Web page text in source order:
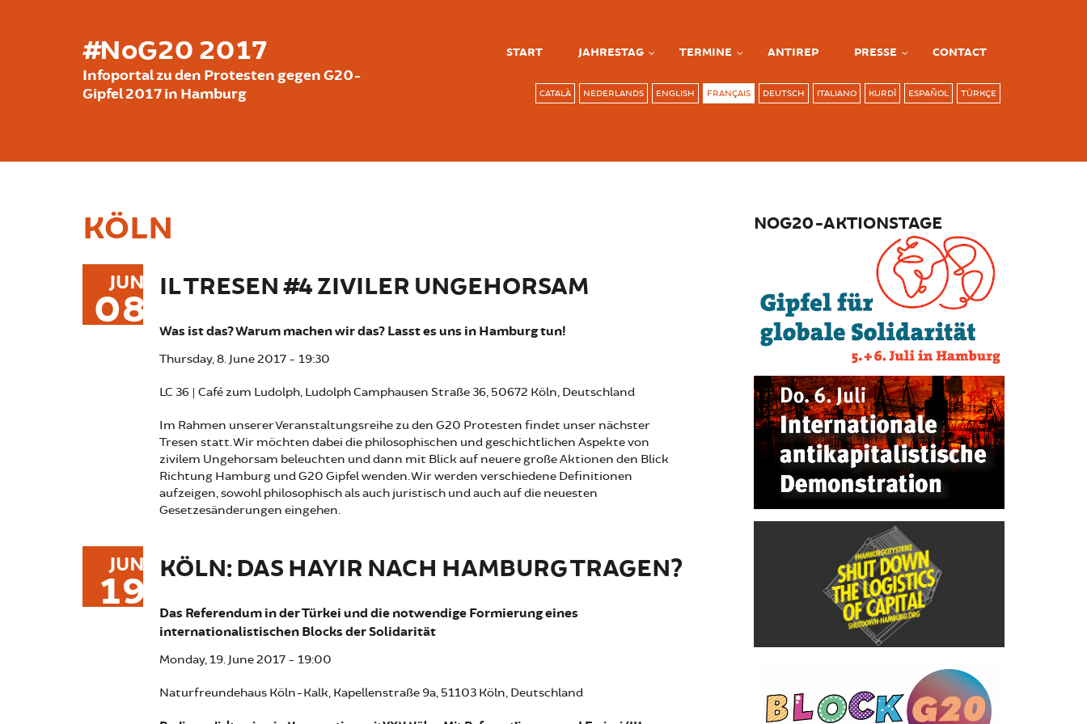
#NoG20 2017
Infoportal zu den Protesten gegen G20-
Gipfel 2017 in Hamburg
START JAHRESTAG TERMINE ANTIREP PRESSE CONTACT
CATALÀ NEDERLANDS ENGLISH FRANÇAIS DEUTSCH ITALIANO KURDÎ ESPAÑOL TÜRKÇE
KÖLN
JUN
08 IL TRESEN #4 ZIVILER UNGEHORSAM
Was ist das? Warum machen wir das? Lasst es uns in Hamburg tun!
Thursday, 8. June 2017 - 19:30
LC 36 | Café zum Ludolph, Ludolph Camphausen Straße 36, 50672 Köln, Deutschland
Im Rahmen unserer Veranstaltungsreihe zu den G20 Protesten findet unser nächster
Tresen statt. Wir möchten dabei die philosophischen und geschichtlichen Aspekte von
zivilem Ungehorsam beleuchten und dann mit Blick auf neuere große Aktionen den Blick
Richtung Hamburg und G20 Gipfel wenden. Wir werden verschiedene Definitionen
aufzeigen, sowohl philosophisch als auch juristisch und auch auf die neuesten
Gesetzesänderungen eingehen.
JUN
19 KÖLN: DAS HAYIR NACH HAMBURG TRAGEN?
Das Referendum in der Türkei und die notwendige Formierung eines
internationalistischen Blocks der Solidarität
Monday, 19. June 2017 - 19:00
Naturfreundehaus Köln-Kalk, Kapellenstraße 9a, 51103 Köln, Deutschland
NOG20-AKTIONSTAGE